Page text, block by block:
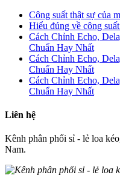
Công suất thật sự của
Hiểu đúng về công
Cách Chỉnh Echo,
Chuẩn Hay Nhất
Cách Chỉnh Echo,
Chuẩn Hay Nhất
Cách Chỉnh Echo,
Chuẩn Hay Nhất
Liên hệ
Kênh phân phối sỉ - lẻ loa
Nam.